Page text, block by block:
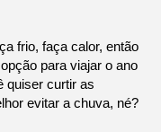
frio, faça calor, então
para viajar o ano
quiser curtir as
evitar a chuva, né?